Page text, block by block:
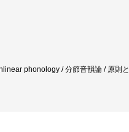
phonology / 分節音韻論 / 原則と